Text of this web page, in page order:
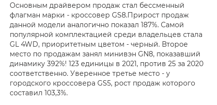
Основным драйвером продаж стал бессменный
флагман марки - кроссовер GS8.Прирост продаж
данной модели аналогично показал 187%. Самой
популярной комплектацией среди владельцев стала
GL 4WD, приоритетным цветом - черный. Второе
место по продажам занял минивэн GN8, показавший
динамику 392%! 123 единицы в 2021, против 25 за 2020
соответственно. Уверенное третье место - у
городского кроссовера GS5, рост продаж которого
составил 103,3%.